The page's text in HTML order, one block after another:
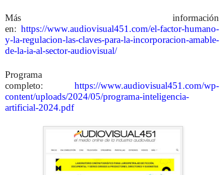
Más información
en: https://www.audiovisual451.com/el-factor-humano-
y-la-regulacion-las-claves-para-la-incorporacion-amable-
de-la-ia-al-sector-audiovisual/
Programa
completo: https://www.audiovisual451.com/wp-
content/uploads/2024/05/programa-inteligencia-
artificial-2024.pdf